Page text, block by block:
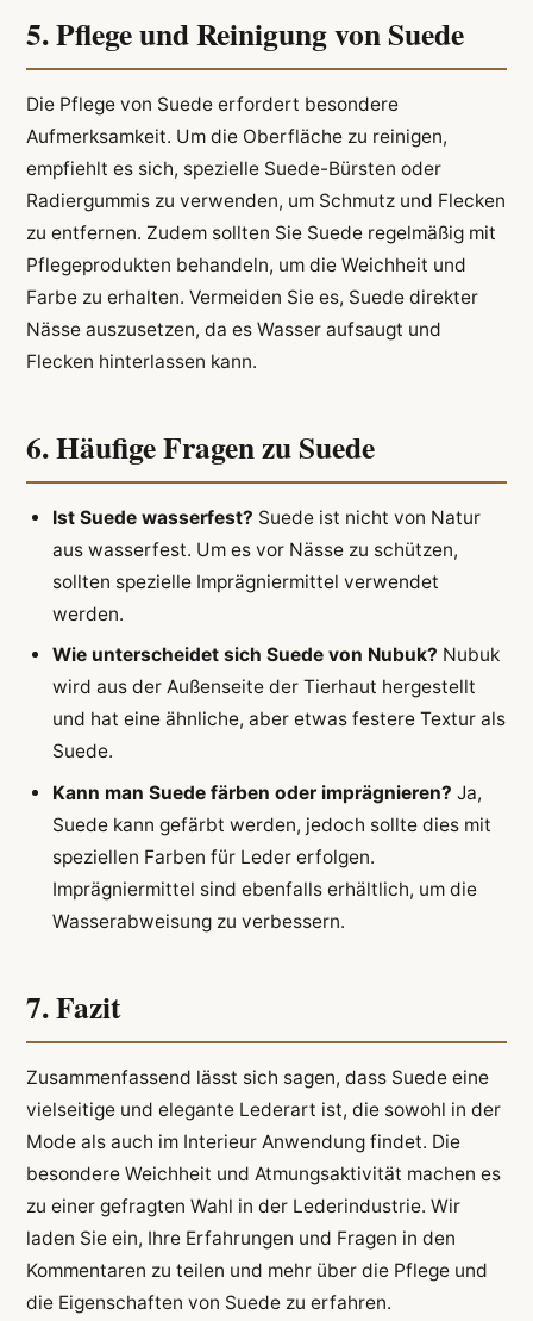
5. Pflege und Reinigung von Suede
Die Pflege von Suede erfordert besondere
Aufmerksamkeit. Um die Oberfläche zu reinigen,
empfiehlt es sich, spezielle Suede-Bürsten oder
Radiergummis zu verwenden, um Schmutz und Flecken
zu entfernen. Zudem sollten Sie Suede regelmäßig mit
Pflegeprodukten behandeln, um die Weichheit und
Farbe zu erhalten. Vermeiden Sie es, Suede direkter
Nässe auszusetzen, da es Wasser aufsaugt und
Flecken hinterlassen kann.
6. Häufige Fragen zu Suede
Ist Suede wasserfest? Suede ist nicht von Natur
aus wasserfest. Um es vor Nässe zu schützen,
sollten spezielle Imprägniermittel verwendet
werden.
Wie unterscheidet sich Suede von Nubuk? Nubuk
wird aus der Außenseite der Tierhaut hergestellt
und hat eine ähnliche, aber etwas festere Textur als
Suede.
Kann man Suede färben oder imprägnieren? Ja,
Suede kann gefärbt werden, jedoch sollte dies mit
speziellen Farben für Leder erfolgen.
Imprägniermittel sind ebenfalls erhältlich, um die
Wasserabweisung zu verbessern.
7. Fazit
Zusammenfassend lässt sich sagen, dass Suede eine
vielseitige und elegante Lederart ist, die sowohl in der
Mode als auch im Interieur Anwendung findet. Die
besondere Weichheit und Atmungsaktivität machen es
zu einer gefragten Wahl in der Lederindustrie. Wir
laden Sie ein, Ihre Erfahrungen und Fragen in den
Kommentaren zu teilen und mehr über die Pflege und
die Eigenschaften von Suede zu erfahren.